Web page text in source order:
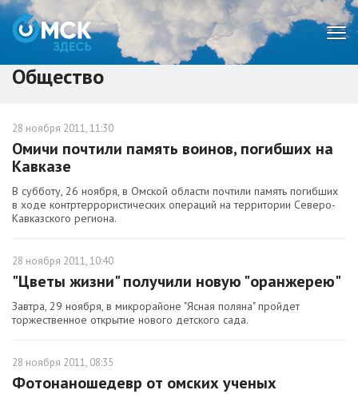
Общество
28 ноября 2011, 11:30
Омичи почтили память воинов, погибших на
Кавказе
В субботу, 26 ноября, в Омской области почтили память погибших
в ходе контртеррористических операций на территории Северо-
Кавказского региона.
28 ноября 2011, 10:40
"Цветы жизни" получили новую "оранжерею"
Завтра, 29 ноября, в микрорайоне "Ясная поляна" пройдет
торжественное открытие нового детского сада.
28 ноября 2011, 08:35
Фотонаношедевр от омских ученых